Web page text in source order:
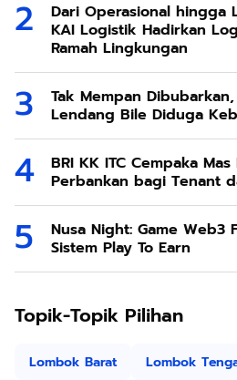
Dari Operasional hingga
KAI Logistik Hadirkan
Ramah Lingkungan
Tak Mempan
Lendang Bile Diduga
BRI KK ITC Cempaka
Perbankan bagi Tenant
Nusa Night: Game Web3
Sistem Play To Earn
Topik-Topik Pilihan
Lombok Barat Lombok